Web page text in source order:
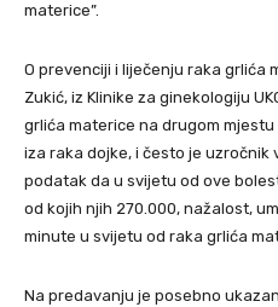
materice”.
O prevenciji i liječenju raka grlića
Zukić, iz Klinike za ginekologiju
grlića materice na drugom
iza raka dojke, i često je uzročnik
podatak da u svijetu od ove
od kojih njih 270.000, nažalost,
minute u svijetu od raka grlića
Na predavanju je posebno